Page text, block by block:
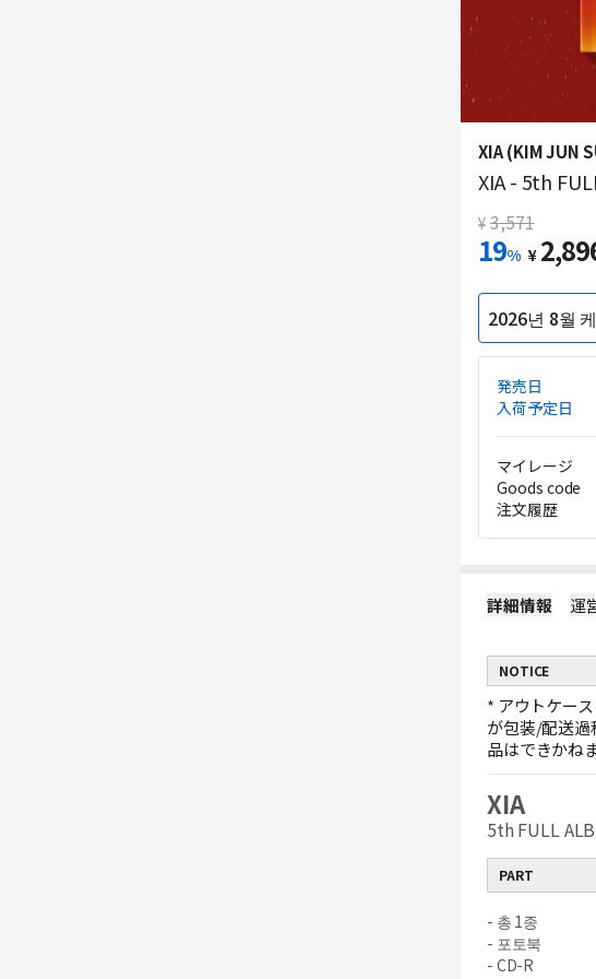
XIA (KIM JUN
XIA - 5th
¥ 3,571
19% ¥
2026년 8월
発売日
入荷予定日
マイレージ
Goods code
注文履歴
詳細情報 運
NOTICE
* アウトケー
が包装/配送過
品はできかね
XIA
5th FULL
PART
- 총 1종
- 포토북
- CD-R